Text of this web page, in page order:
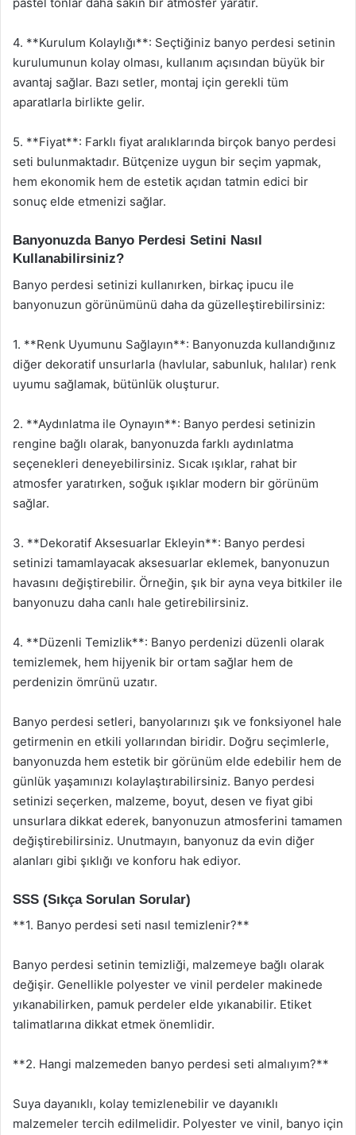
4. **Kurulum Kolaylığı**: Seçtiğiniz banyo perdesi setinin
kurulumunun kolay olması, kullanım açısından büyük bir
avantaj sağlar. Bazı setler, montaj için gerekli tüm
aparatlarla birlikte gelir.
5. **Fiyat**: Farklı fiyat aralıklarında birçok banyo perdesi
seti bulunmaktadır. Bütçenize uygun bir seçim yapmak,
hem ekonomik hem de estetik açıdan tatmin edici bir
sonuç elde etmenizi sağlar.
Banyonuzda Banyo Perdesi Setini Nasıl
Kullanabilirsiniz?
Banyo perdesi setinizi kullanırken, birkaç ipucu ile
banyonuzun görünümünü daha da güzelleştirebilirsiniz:
1. **Renk Uyumunu Sağlayın**: Banyonuzda kullandığınız
diğer dekoratif unsurlarla (havlular, sabunluk, halılar) renk
uyumu sağlamak, bütünlük oluşturur.
2. **Aydınlatma ile Oynayın**: Banyo perdesi setinizin
rengine bağlı olarak, banyonuzda farklı aydınlatma
seçenekleri deneyebilirsiniz. Sıcak ışıklar, rahat bir
atmosfer yaratırken, soğuk ışıklar modern bir görünüm
sağlar.
3. **Dekoratif Aksesuarlar Ekleyin**: Banyo perdesi
setinizi tamamlayacak aksesuarlar eklemek, banyonuzun
havasını değiştirebilir. Örneğin, şık bir ayna veya bitkiler ile
banyonuzu daha canlı hale getirebilirsiniz.
4. **Düzenli Temizlik**: Banyo perdenizi düzenli olarak
temizlemek, hem hijyenik bir ortam sağlar hem de
perdenizin ömrünü uzatır.
Banyo perdesi setleri, banyolarınızı şık ve fonksiyonel hale
getirmenin en etkili yollarından biridir. Doğru seçimlerle,
banyonuzda hem estetik bir görünüm elde edebilir hem de
günlük yaşamınızı kolaylaştırabilirsiniz. Banyo perdesi
setinizi seçerken, malzeme, boyut, desen ve fiyat gibi
unsurlara dikkat ederek, banyonuzun atmosferini tamamen
değiştirebilirsiniz. Unutmayın, banyonuz da evin diğer
alanları gibi şıklığı ve konforu hak ediyor.
SSS (Sıkça Sorulan Sorular)
**1. Banyo perdesi seti nasıl temizlenir?**
Banyo perdesi setinin temizliği, malzemeye bağlı olarak
değişir. Genellikle polyester ve vinil perdeler makinede
yıkanabilirken, pamuk perdeler elde yıkanabilir. Etiket
talimatlarına dikkat etmek önemlidir.
**2. Hangi malzemeden banyo perdesi seti almalıyım?**
Suya dayanıklı, kolay temizlenebilir ve dayanıklı
malzemeler tercih edilmelidir. Polyester ve vinil, banyo için